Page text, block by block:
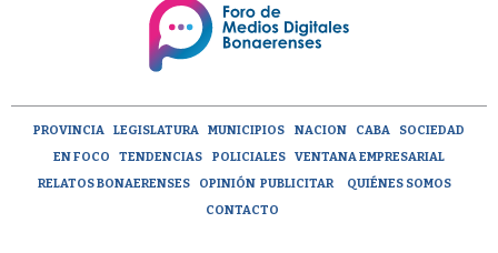
PROVINCIA LEGISLATURA MUNICIPIOS NACION CABA
SOCIEDAD
EN FOCO
TENDENCIAS POLICIALES
VENTANA EMPRESARIAL
RELATOS BONAERENSES
OPINIÓN PUBLICITAR
QUIÉNES SOMOS
CONTACTO